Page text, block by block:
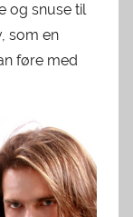
og snuse til
som en
føre med